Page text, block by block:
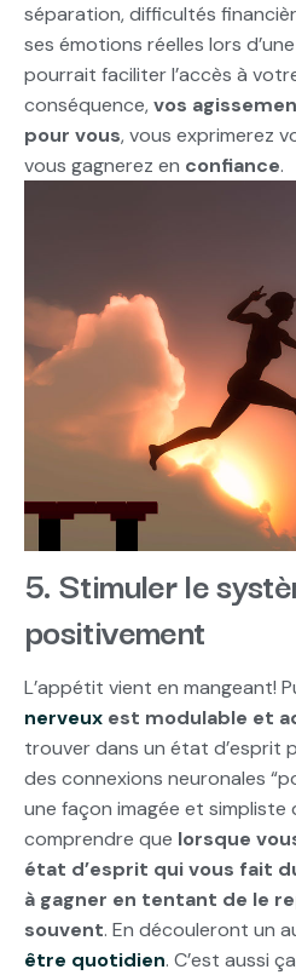
séparation, difficultés
ses émotions réelles lors
pourrait faciliter l’accès à
conséquence,vos
pour vous, vous exprimerez
vous gagnerez en confiance.
5. Stimuler le
positivement
L’appétit vient en mangeant!
nerveux est modulable et
trouver dans un état d’esprit
des connexions neuronales
une façon imagée et simpliste
comprendre que lorsque
état d’esprit qui vous fait
à gagner en tentant de le
souvent. En découleront un
être quotidien. C’est aussi